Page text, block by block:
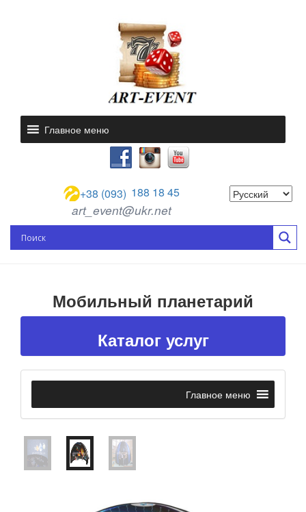
Главное меню
+38 (093) 188 18 45
art_event@ukr.net
Мобильный планетарий
Каталог услуг
Главное меню